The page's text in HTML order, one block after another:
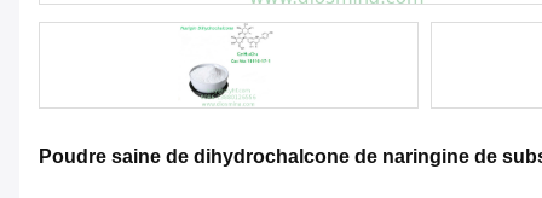
Poudre saine de dihydrochalcone de naringine de